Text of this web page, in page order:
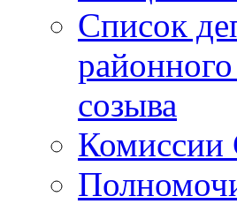
Список
созыва
Комиссии